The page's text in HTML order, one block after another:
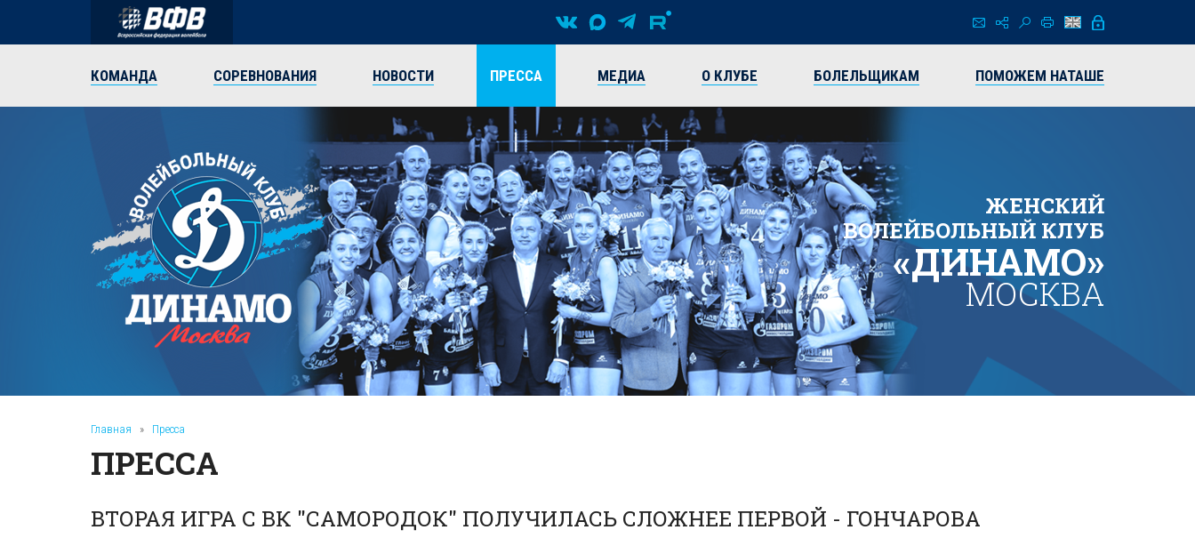
КОМАНДА СОРЕВНОВАНИЯ НОВОСТИ ПРЕССА МЕДИА О КЛУБЕ БОЛЕЛЬЩИКАМ ПОМОЖЕМ НАТАШЕ
ЖЕНСКИЙ
ВОЛЕЙБОЛЬНЫЙ КЛУБ
«ДИНАМО»
МОСКВА
Главная » Пресса
ПРЕССА
ВТОРАЯ ИГРА С ВК "САМОРОДОК" ПОЛУЧИЛАСЬ СЛОЖНЕЕ ПЕРВОЙ - ГОНЧАРОВА